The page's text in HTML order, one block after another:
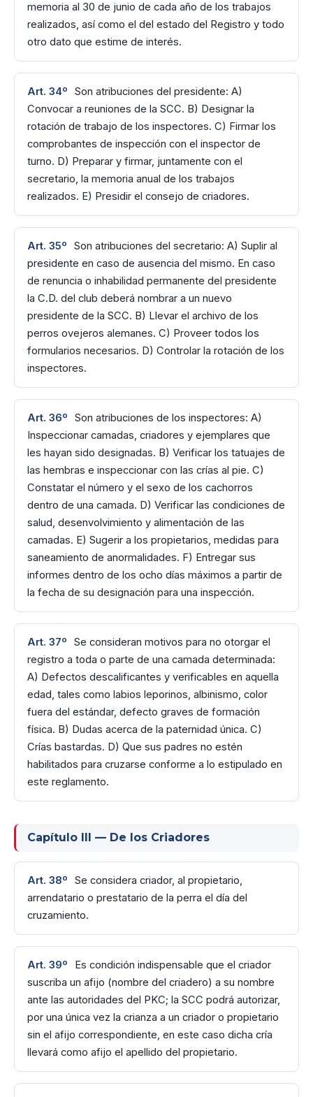
memoria al 30 de junio de cada año de los trabajos
realizados, así como el del estado del Registro y todo
otro dato que estime de interés.
Art. 34º
Son atribuciones del presidente: A)
Convocar a reuniones de la SCC. B) Designar la
rotación de trabajo de los inspectores. C) Firmar los
comprobantes de inspección con el inspector de
turno. D) Preparar y firmar, juntamente con el
secretario, la memoria anual de los trabajos
realizados. E) Presidir el consejo de criadores.
Art. 35º
Son atribuciones del secretario: A) Suplir al
presidente en caso de ausencia del mismo. En caso
de renuncia o inhabilidad permanente del presidente
la C.D. del club deberá nombrar a un nuevo
presidente de la SCC. B) Llevar el archivo de los
perros ovejeros alemanes. C) Proveer todos los
formularios necesarios. D) Controlar la rotación de los
inspectores.
Art. 36º
Son atribuciones de los inspectores: A)
Inspeccionar camadas, criadores y ejemplares que
les hayan sido designadas. B) Verificar los tatuajes de
las hembras e inspeccionar con las crías al pie. C)
Constatar el número y el sexo de los cachorros
dentro de una camada. D) Verificar las condiciones de
salud, desenvolvimiento y alimentación de las
camadas. E) Sugerir a los propietarios, medidas para
saneamiento de anormalidades. F) Entregar sus
informes dentro de los ocho días máximos a partir de
la fecha de su designación para una inspección.
Art. 37º
Se consideran motivos para no otorgar el
registro a toda o parte de una camada determinada:
A) Defectos descalificantes y verificables en aquella
edad, tales como labios leporinos, albinismo, color
fuera del estándar, defecto graves de formación
física. B) Dudas acerca de la paternidad única. C)
Crías bastardas. D) Que sus padres no estén
habilitados para cruzarse conforme a lo estipulado en
este reglamento.
Capítulo III — De los Criadores
Art. 38º
Se considera criador, al propietario,
arrendatario o prestatario de la perra el día del
cruzamiento.
Art. 39º
Es condición indispensable que el criador
suscriba un afijo (nombre del criadero) a su nombre
ante las autoridades del PKC; la SCC podrá autorizar,
por una única vez la crianza a un criador o propietario
sin el afijo correspondiente, en este caso dicha cría
llevará como afijo el apellido del propietario.